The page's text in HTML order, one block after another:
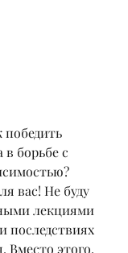
победить
в борьбе с
вас! Не буду
лекциями
последствиях
Вместо этого,